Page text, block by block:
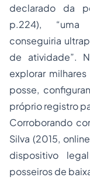
declarado da
p.224), “uma
conseguiria
de atividade”.
explorar
posse,
próprio registro
Corroborando
Silva (2015,
dispositivo
posseiros de